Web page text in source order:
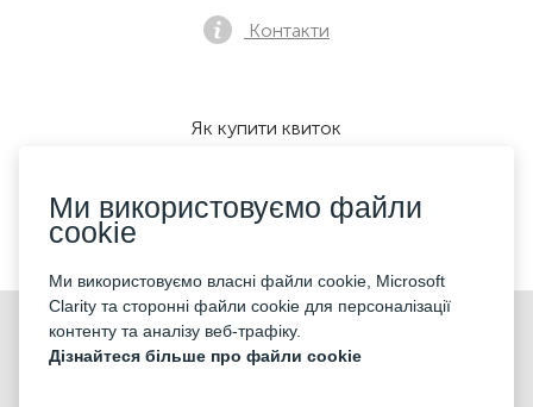
©2026 «KONTRAMARKA OÜ» Всі права захищені
Контакти
Як купити квиток
Ми приймаємо:
Ми використовуємо файли
cookie
Ми використовуємо власні файли cookie, Microsoft
Clarity та сторонні файли cookie для персоналізації
контенту та аналізу веб-трафіку.
Дізнайтеся більше про файли cookie